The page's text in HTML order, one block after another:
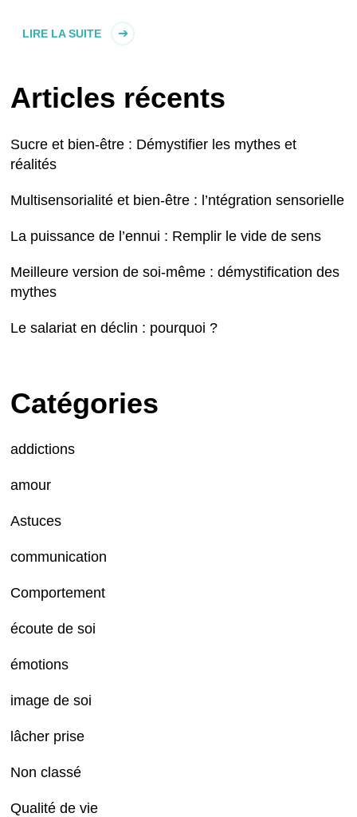
LIRE LA SUITE
Articles récents
Sucre et bien-être : Démystifier les mythes et
réalités
Multisensorialité et bien-être : l’ntégration sensorielle
La puissance de l’ennui : Remplir le vide de sens
Meilleure version de soi-même : démystification des
mythes
Le salariat en déclin : pourquoi ?
Catégories
addictions
amour
Astuces
communication
Comportement
écoute de soi
émotions
image de soi
lâcher prise
Non classé
Qualité de vie